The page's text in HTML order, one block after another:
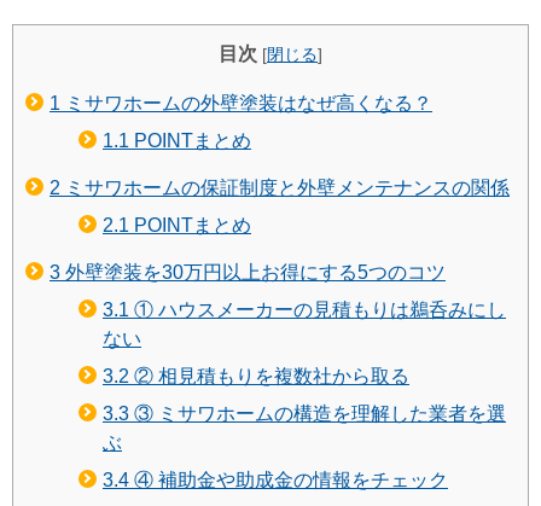
目次 [閉じる]
1 ミサワホームの外壁塗装はなぜ高くなる？
1.1 POINTまとめ
2 ミサワホームの保証制度と外壁メンテナンスの関係
2.1 POINTまとめ
3 外壁塗装を30万円以上お得にする5つのコツ
3.1 ① ハウスメーカーの見積もりは鵜呑みにし
ない
3.2 ② 相見積もりを複数社から取る
3.3 ③ ミサワホームの構造を理解した業者を選
ぶ
3.4 ④ 補助金や助成金の情報をチェック